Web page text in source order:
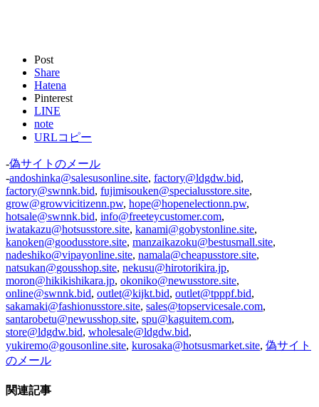
Post
Share
Hatena
Pinterest
LINE
note
URLコピー
-偽サイトのメール
-andoshinka@salesusonline.site, factory@ldgdw.bid,
factory@swnnk.bid, fujimisouken@specialusstore.site,
grow@growvicitizenn.pw, hope@hopenelectionn.pw,
hotsale@swnnk.bid, info@freeteycustomer.com,
iwatakazu@hotsusstore.site, kanami@gobystonline.site,
kanoken@goodusstore.site, manzaikazoku@bestusmall.site,
nadeshiko@vipayonline.site, namala@cheapusstore.site,
natsukan@gousshop.site, nekusu@hirotorikira.jp,
moron@hikikishikara.jp, okoniko@newusstore.site,
online@swnnk.bid, outlet@kijkt.bid, outlet@tpppf.bid,
sakamaki@fashionusstore.site, sales@topservicesale.com,
santarobetu@newusshop.site, spu@kaguitem.com,
store@ldgdw.bid, wholesale@ldgdw.bid,
yukiremo@gousonline.site, kurosaka@hotsusmarket.site, 偽サイト
のメール
関連記事